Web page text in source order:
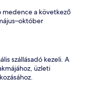
medence a következő
szállásadó kezeli. A
üzleti